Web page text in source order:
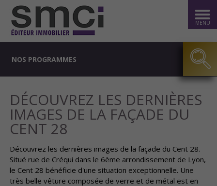
MENU
NOS PROGRAMMES
DÉCOUVREZ LES DERNIÈRES
IMAGES DE LA FAÇADE DU
CENT 28
Découvrez les dernières images de la façade du Cent 28.
Situé rue de Créqui dans le 6ème arrondissement de Lyon,
le Cent 28 bénéficie d'une situation exceptionnelle. Une
très belle vêture composée de verre et de métal est en